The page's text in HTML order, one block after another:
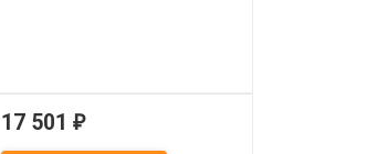
17 501₽